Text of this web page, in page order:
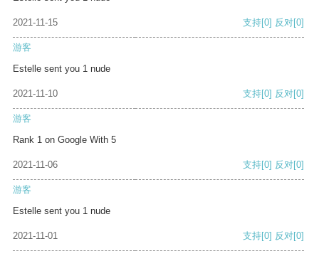
2021-11-15 支持[0] 反对[0]
游客
Estelle sent you 1 nude
2021-11-10 支持[0] 反对[0]
游客
Rank 1 on Google With 5
2021-11-06 支持[0] 反对[0]
游客
Estelle sent you 1 nude
2021-11-01 支持[0] 反对[0]